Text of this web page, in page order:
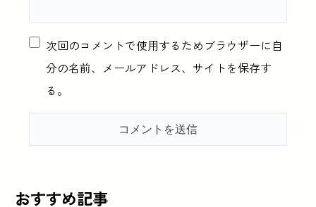
次回のコメントで使用するためブラウザーに自
分の名前、メールアドレス、サイトを保存す
る。
おすすめ記事